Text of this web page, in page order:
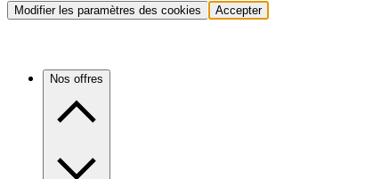
Modifier les paramètres des cookies Accepter
Nos offres